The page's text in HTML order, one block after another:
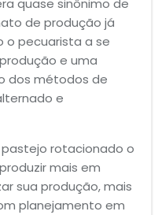
quase sinônimo de
de produção já
o pecuarista a se
e uma
dos métodos de
e
rotacionado o
mais em
sua produção, mais
planejamento em